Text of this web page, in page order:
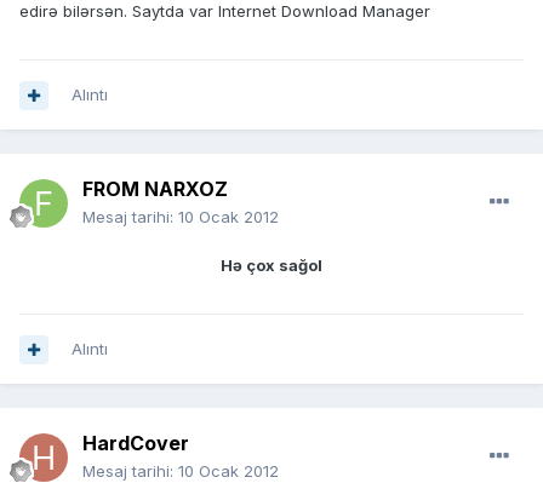
edirə bilərsən. Saytda var Internet Download Manager
Alıntı
FROM NARXOZ
Mesaj tarihi: 10 Ocak 2012
Hə çox sağol
Alıntı
HardCover
Mesaj tarihi: 10 Ocak 2012